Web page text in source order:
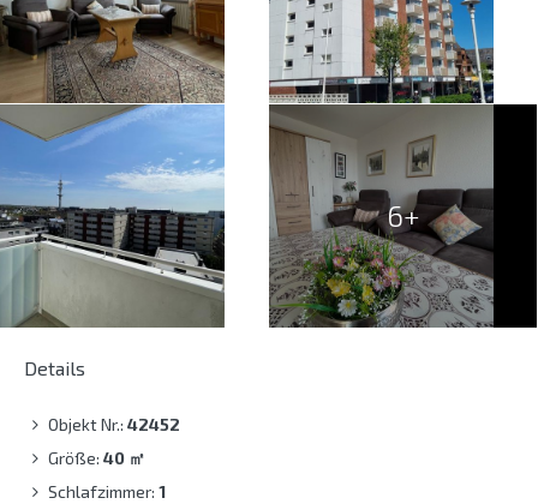
6+
Details
Objekt Nr.: 42452
Größe: 40 ㎡
Schlafzimmer: 1